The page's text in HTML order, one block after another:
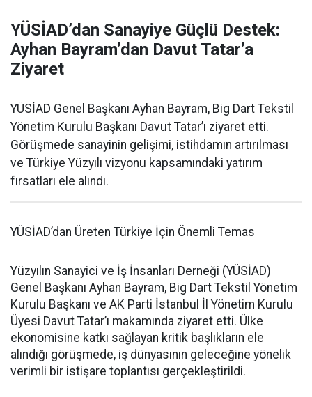
YÜSİAD’dan Sanayiye Güçlü Destek:
Ayhan Bayram’dan Davut Tatar’a
Ziyaret
YÜSİAD Genel Başkanı Ayhan Bayram, Big Dart Tekstil
Yönetim Kurulu Başkanı Davut Tatar’ı ziyaret etti.
Görüşmede sanayinin gelişimi, istihdamın artırılması
ve Türkiye Yüzyılı vizyonu kapsamındaki yatırım
fırsatları ele alındı.
YÜSİAD’dan Üreten Türkiye İçin Önemli Temas
Yüzyılın Sanayici ve İş İnsanları Derneği (YÜSİAD)
Genel Başkanı Ayhan Bayram, Big Dart Tekstil Yönetim
Kurulu Başkanı ve AK Parti İstanbul İl Yönetim Kurulu
Üyesi Davut Tatar’ı makamında ziyaret etti. Ülke
ekonomisine katkı sağlayan kritik başlıkların ele
alındığı görüşmede, iş dünyasının geleceğine yönelik
verimli bir istişare toplantısı gerçekleştirildi.